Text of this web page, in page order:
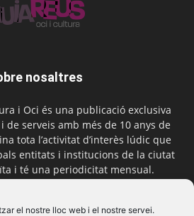
el nostre lloc web i el nostre servei.
nosaltres
i Oci és una publicació exclusiva
de serveis amb més de 10 anys de
tota l’activitat d’interès lúdic que
entitats i institucions de la ciutat
i té una periodicitat mensual.